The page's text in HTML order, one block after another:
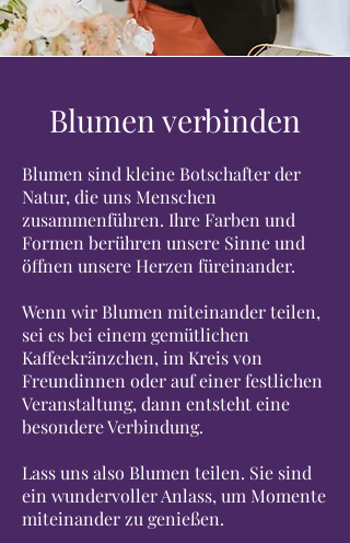
Blumen verbinden
Blumen sind kleine Botschafter der
Natur, die uns Menschen
zusammenführen. Ihre Farben und
Formen berühren unsere Sinne und
öffnen unsere Herzen füreinander.
Wenn wir Blumen miteinander teilen,
sei es bei einem gemütlichen
Kaffeekränzchen, im Kreis von
Freundinnen oder auf einer festlichen
Veranstaltung, dann entsteht eine
besondere Verbindung.
Lass uns also Blumen teilen. Sie sind
ein wundervoller Anlass, um Momente
miteinander zu genießen.